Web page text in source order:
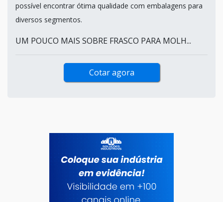
possível encontrar ótima qualidade com embalagens para
diversos segmentos.
UM POUCO MAIS SOBRE FRASCO PARA MOLH...
Cotar agora